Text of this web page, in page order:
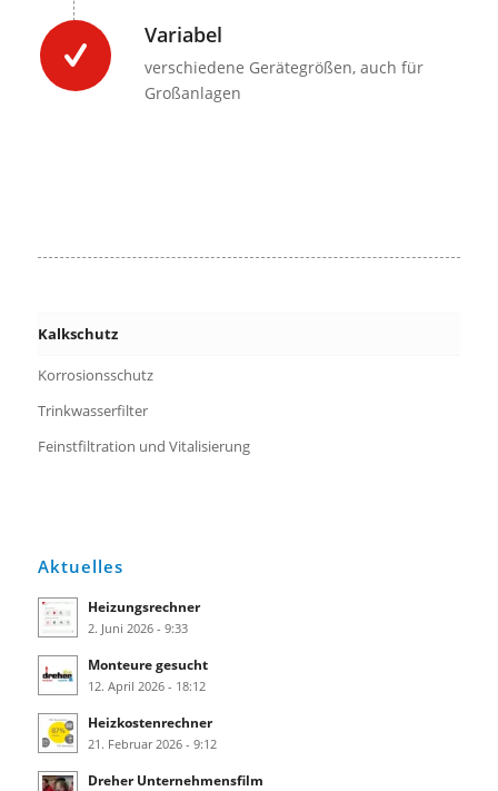
Variabel
verschiedene Gerätegrößen, auch für
Großanlagen
Kalkschutz
Korrosionsschutz
Trinkwasserfilter
Feinstfiltration und Vitalisierung
Aktuelles
Heizungsrechner
2. Juni 2026 - 9:33
Monteure gesucht
12. April 2026 - 18:12
Heizkostenrechner
21. Februar 2026 - 9:12
Dreher Unternehmensfilm